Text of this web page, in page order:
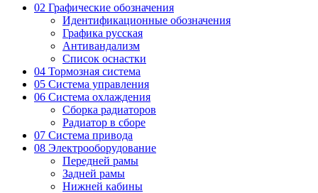
02 Графические обозначения
Идентификационные обозначения
Графика русская
Антивандализм
Список оснастки
04 Тормозная система
05 Система управления
06 Система охлаждения
Сборка радиаторов
Радиатор в сборе
07 Система привода
08 Электрооборудование
Передней рамы
Задней рамы
Нижней кабины